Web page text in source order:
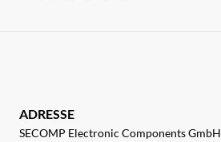
ADRESSE
SECOMP Electronic Components GmbH